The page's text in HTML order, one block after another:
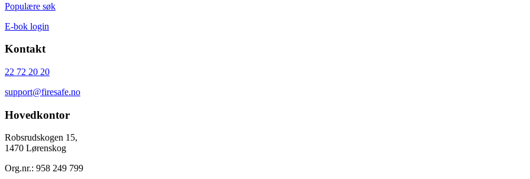
Populære søk
E-bok login
Kontakt
22 72 20 20
support@firesafe.no
Hovedkontor
Robsrudskogen 15,
1470 Lørenskog
Org.nr.: 958 249 799